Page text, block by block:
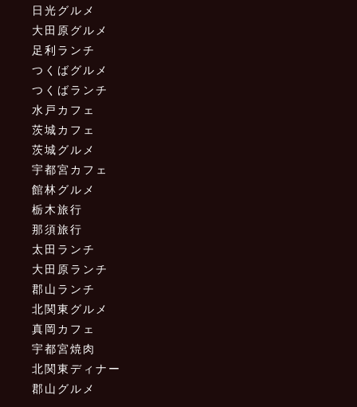
日光グルメ
大田原グルメ
足利ランチ
つくばグルメ
つくばランチ
水戸カフェ
茨城カフェ
茨城グルメ
宇都宮カフェ
館林グルメ
栃木旅行
那須旅行
太田ランチ
大田原ランチ
郡山ランチ
北関東グルメ
真岡カフェ
宇都宮焼肉
北関東ディナー
郡山グルメ